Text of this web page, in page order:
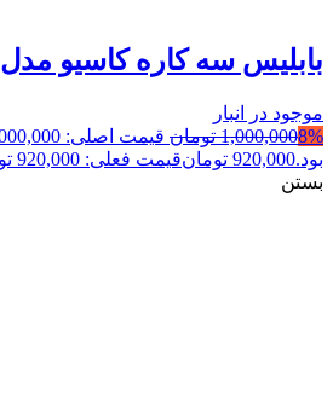
بابلیس سه کاره کاسیو مدل HB – 13
موجود در انبار
8%
1,000,000 تومان
بود.920,000 تومانقیمت فعلی: 920,000 تومان.
بستن